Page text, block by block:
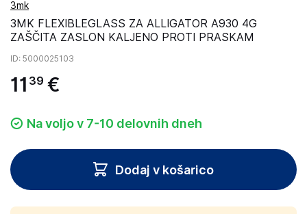
3mk
3MK FLEXIBLEGLASS ZA ALLIGATOR A930 4G
ZAŠČITA ZASLON KALJENO PROTI PRASKAM
ID: 5000025103
11 39 €
Na voljo v 7-10 delovnih dneh
Dodaj v košarico